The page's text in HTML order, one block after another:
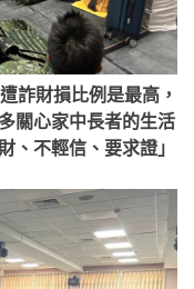
詐財損比例是最高，
關心家中長者的生活
、不輕信、要求證」